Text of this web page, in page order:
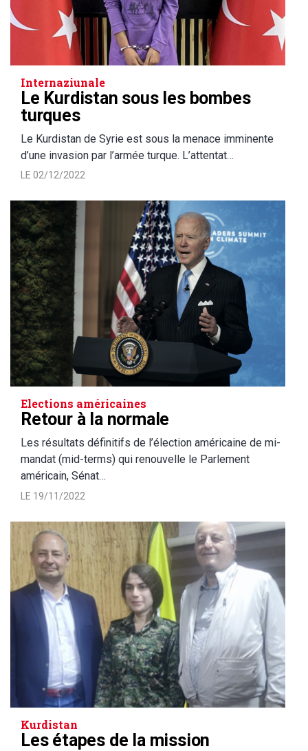
Internaziunale
Le Kurdistan sous les bombes
turques
Le Kurdistan de Syrie est sous la menace imminente
d’une invasion par l’armée turque. L’attentat…
LE 02/12/2022
Elections américaines
Retour à la normale
Les résultats définitifs de l’élection américaine de mi-
mandat (mid-terms) qui renouvelle le Parlement
américain, Sénat…
LE 19/11/2022
Kurdistan
Les étapes de la mission